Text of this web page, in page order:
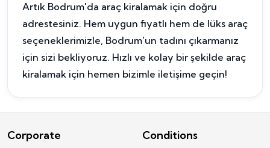
Artık Bodrum'da araç kiralamak için doğru
adrestesiniz. Hem uygun fiyatlı hem de lüks araç
seçeneklerimizle, Bodrum'un tadını çıkarmanız
için sizi bekliyoruz. Hızlı ve kolay bir şekilde araç
kiralamak için hemen bizimle iletişime geçin!
Corporate Conditions